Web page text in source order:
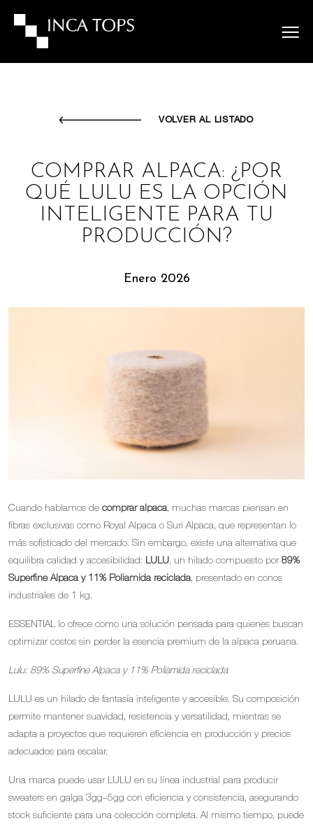
VOLVER AL LISTADO
COMPRAR ALPACA: ¿POR
QUÉ LULU ES LA OPCIÓN
INTELIGENTE PARA TU
PRODUCCIÓN?
Enero 2026
Cuando hablamos de comprar alpaca, muchas marcas piensan en
fibras exclusivas como Royal Alpaca o Suri Alpaca, que representan lo
más sofisticado del mercado. Sin embargo, existe una alternativa que
equilibra calidad y accesibilidad: LULU, un hilado compuesto por 89%
Superfine Alpaca y 11% Poliamida reciclada, presentado en conos
industriales de 1 kg.
ESSENTIAL lo ofrece como una solución pensada para quienes buscan
optimizar costos sin perder la esencia premium de la alpaca peruana.
Lulu: 89% Superfine Alpaca y 11% Poliamida reciclada
LULU es un hilado de fantasía inteligente y accesible. Su composición
permite mantener suavidad, resistencia y versatilidad, mientras se
adapta a proyectos que requieren eficiencia en producción y precios
adecuados para escalar.
Una marca puede usar LULU en su línea industrial para producir
sweaters en galga 3gg–5gg con eficiencia y consistencia, asegurando
stock suficiente para una colección completa. Al mismo tiempo, puede